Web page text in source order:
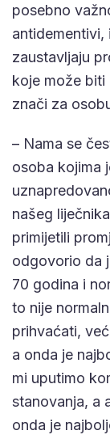
posebno
antidementivi,
zaustavljaju
koje može biti
znači za
– Nama se
osoba kojima
našeg
primijetili
odgovorio da
70 godina i
to nije
prihvaćati,
a onda je
mi uputimo
stanovanja, a
onda je